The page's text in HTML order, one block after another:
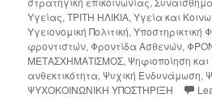
Υγείας,ΤΡΙΤΗ ΗΛΙΚΙΑ,Υγεία και
Υγειονομική Πολιτική,Υποστηρικτική
φροντιστών, Φροντίδα Ασθενών,
ΜΕΤΑΣΧΗΜΑΤΙΣΜΟΣ,Ψηφιοποίηση
ανθεκτικότητα,Ψυχική Ενδυνάμωση,
ΨΥΧΟΚΟΙΝΩΝΙΚΗ ΥΠΟΣΤΗΡΙΞΗ